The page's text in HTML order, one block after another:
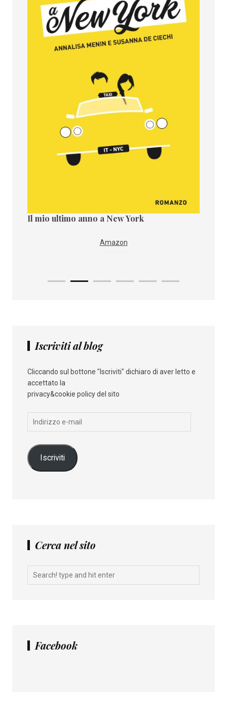
Il mio ultimo anno a New York
Amazon
Iscriviti al blog
Cliccando sul bottone "Iscriviti" dichiaro di aver letto e
accettato la
privacy&cookie policy del sito
Indirizzo
Iscriviti
Cerca nel sito
Facebook